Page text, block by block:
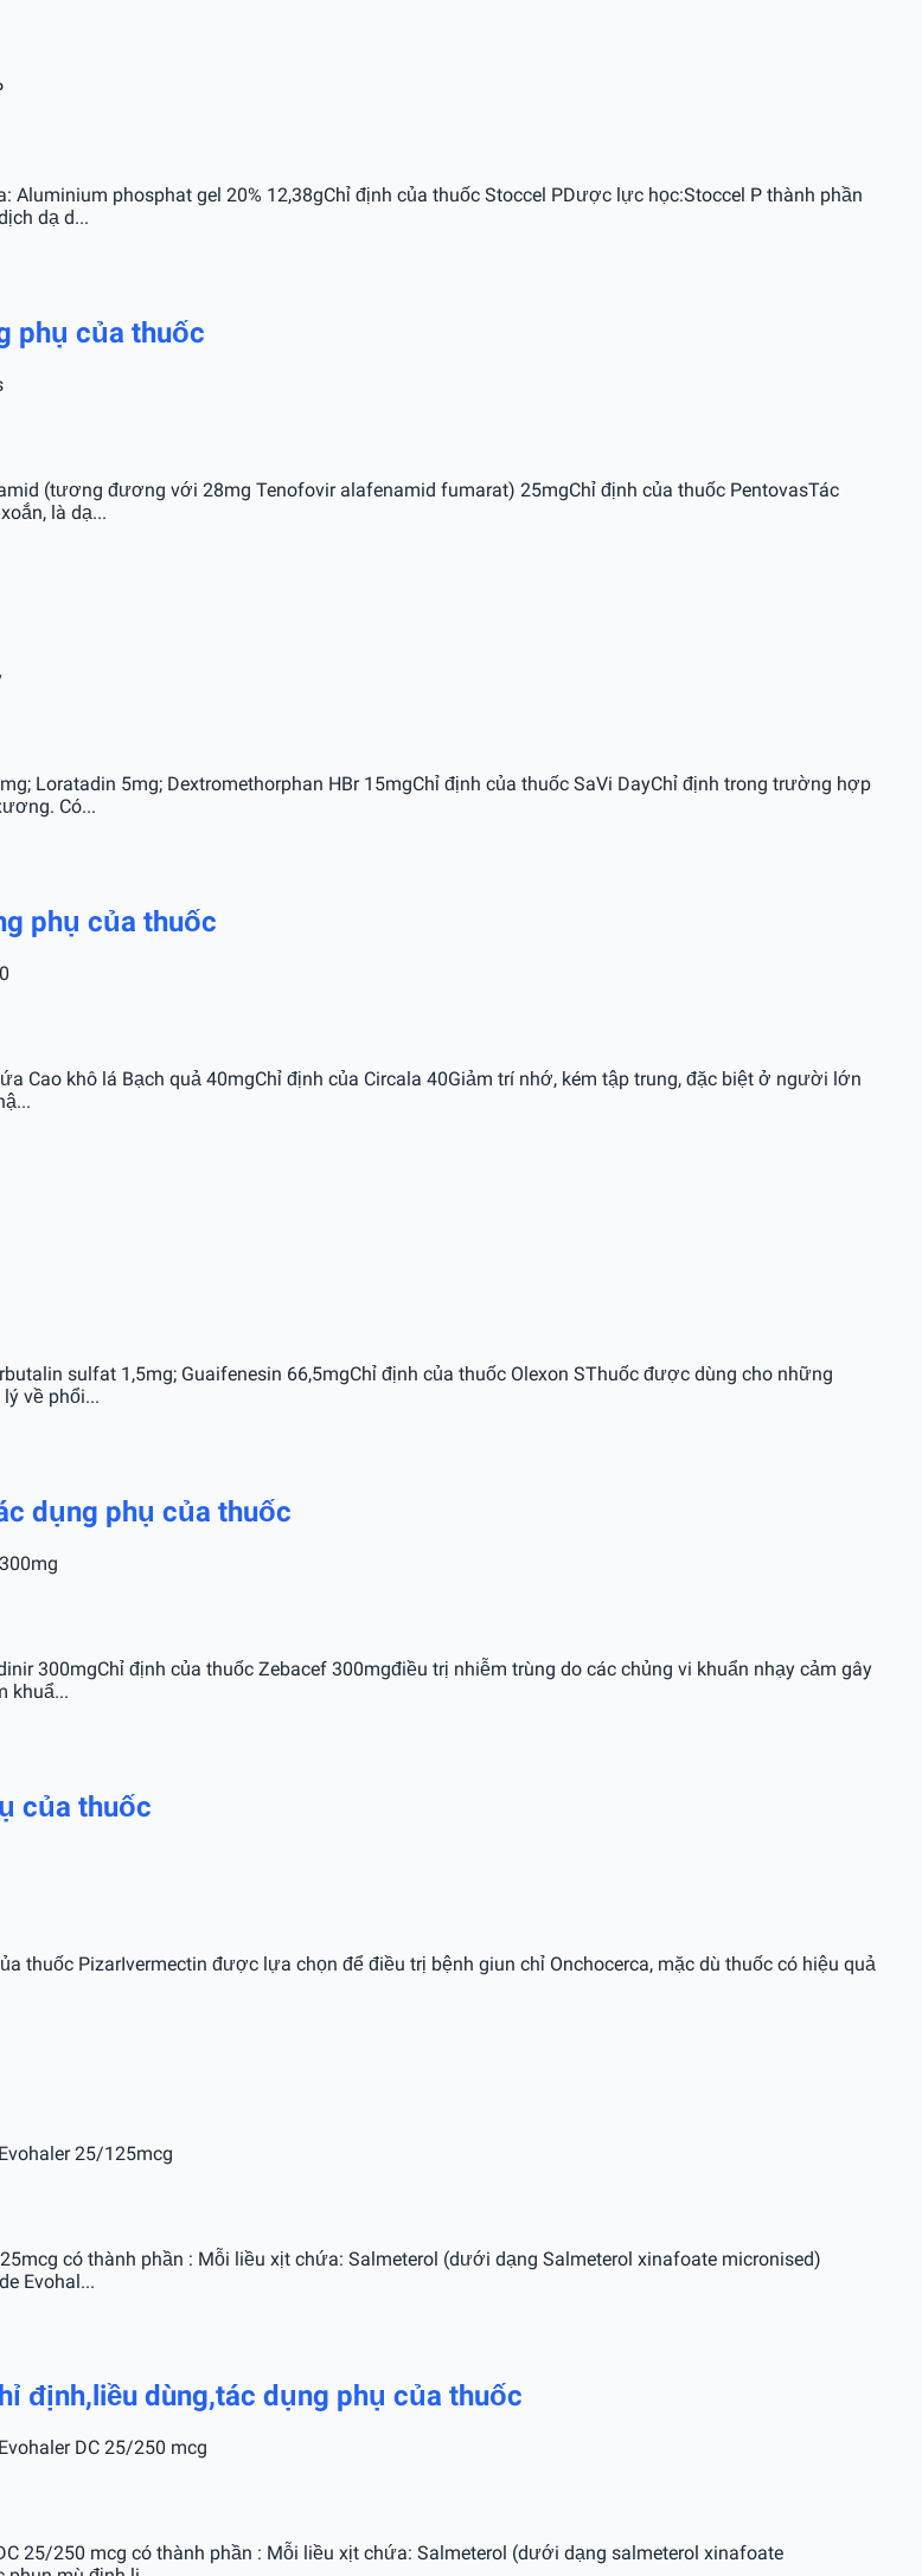
phosphat gel 20% 12,38gChỉ định của thuốc Stoccel PDược lực học:Stoccel P thành phần
dạ d...
phụ của thuốc
(tương đương với 28mg Tenofovir alafenamid fumarat) 25mgChỉ định của thuốc PentovasTác
là dạ...
Loratadin 5mg; Dextromethorphan HBr 15mgChỉ định của thuốc SaVi DayChỉ định trong trường hợp
Có...
phụ của thuốc
Cao khô lá Bạch quả 40mgChỉ định của Circala 40Giảm trí nhớ, kém tập trung, đặc biệt ở người lớn
sulfat 1,5mg; Guaifenesin 66,5mgChỉ định của thuốc Olexon SThuốc được dùng cho những
về phổi...
dụng phụ của thuốc
300mgChỉ định của thuốc Zebacef 300mgđiều trị nhiễm trùng do các chủng vi khuẩn nhạy cảm gây
khuẩ...
của thuốc
thuốc PizarIvermectin được lựa chọn để điều trị bệnh giun chỉ Onchocerca, mặc dù thuốc có hiệu quả
25/125mcg
có thành phần : Mỗi liều xịt chứa: Salmeterol (dưới dạng Salmeterol xinafoate micronised)
Evohal...
định,liều dùng,tác dụng phụ của thuốc
DC 25/250 mcg
25/250 mcg có thành phần : Mỗi liều xịt chứa: Salmeterol (dưới dạng salmeterol xinafoate